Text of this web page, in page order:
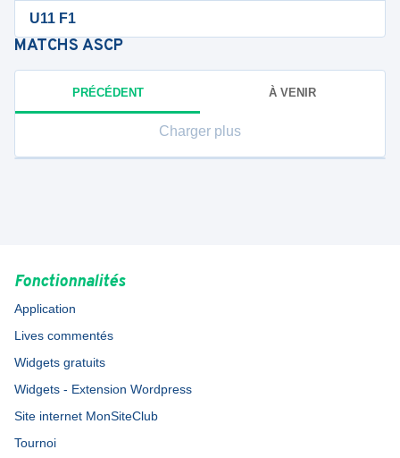
U11 F1
MATCHS ASCP
PRÉCÉDENT À VENIR
Charger plus
Fonctionnalités
Application
Lives commentés
Widgets gratuits
Widgets - Extension Wordpress
Site internet MonSiteClub
Tournoi